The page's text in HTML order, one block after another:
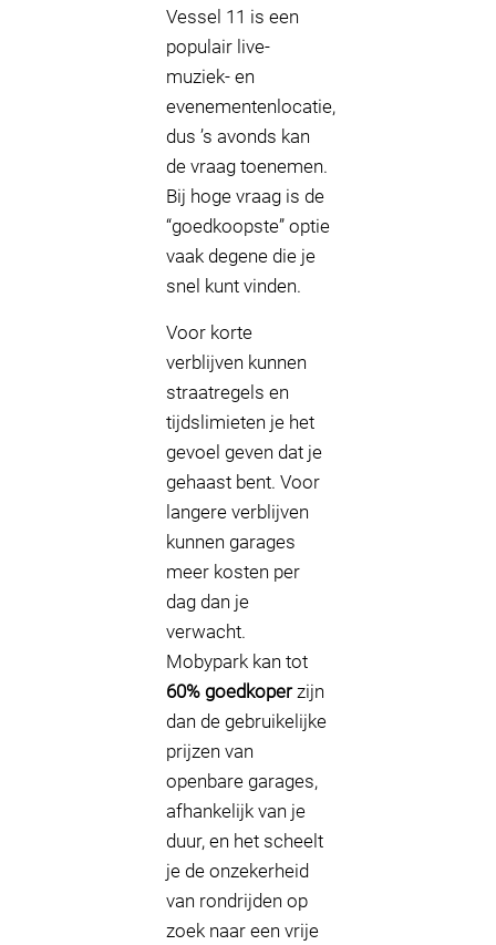
Vessel 11 is een
populair live-
muziek- en
evenementenlocatie,
dus ’s avonds kan
de vraag toenemen.
Bij hoge vraag is de
“goedkoopste” optie
vaak degene die je
snel kunt vinden.
Voor korte
verblijven kunnen
straatregels en
tijdslimieten je het
gevoel geven dat je
gehaast bent. Voor
langere verblijven
kunnen garages
meer kosten per
dag dan je
verwacht.
Mobypark kan tot
60% goedkoperzijn
dan de gebruikelijke
prijzen van
openbare garages,
afhankelijk van je
duur, en het scheelt
je de onzekerheid
van rondrijden op
zoek naar een vrije